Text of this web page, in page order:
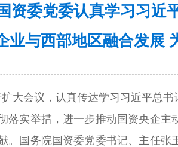
资委党委认真学习习近
业与西部地区融合发展
大会议，认真传达学习习近平总
落实举措，进一步推动国资央企
。国务院国资委党委书记、主任